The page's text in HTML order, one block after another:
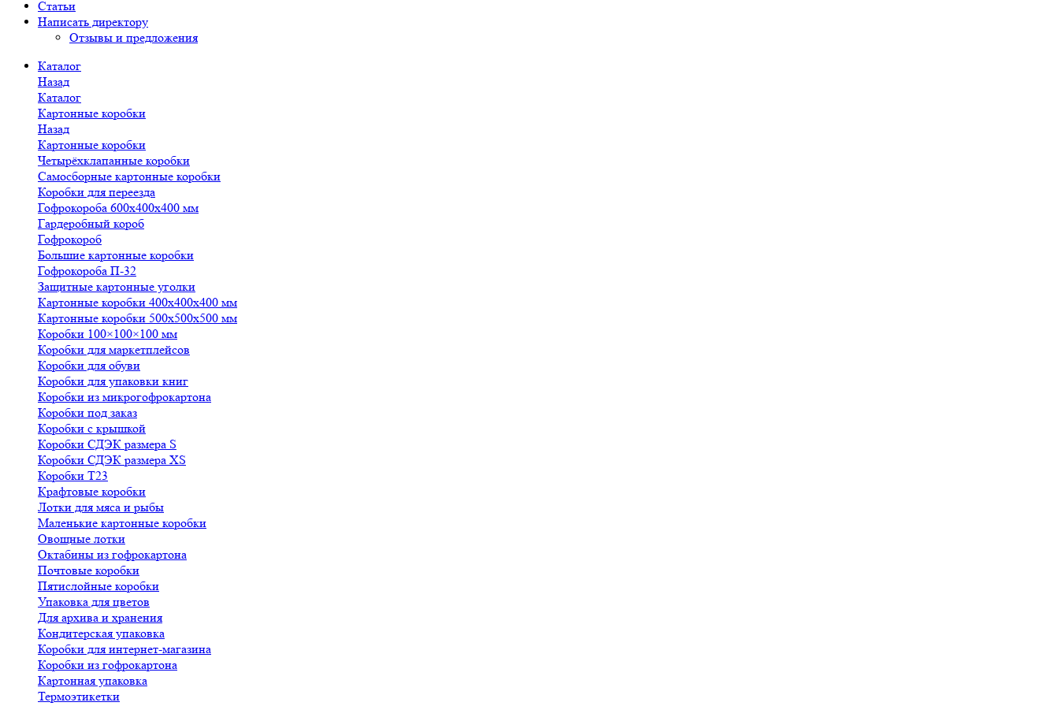
Статьи
Написать директору
Отзывы и предложения
Каталог
Назад
Каталог
Картонные коробки
Назад
Картонные коробки
Четырёхклапанные коробки
Самосборные картонные коробки
Коробки для переезда
Гофрокороба 600х400х400 мм
Гардеробный короб
Гофрокороб
Большие картонные коробки
Гофрокороба П-32
Защитные картонные уголки
Картонные коробки 400х400х400 мм
Картонные коробки 500х500х500 мм
Коробки 100×100×100 мм
Коробки для маркетплейсов
Коробки для обуви
Коробки для упаковки книг
Коробки из микрогофрокартона
Коробки под заказ
Коробки с крышкой
Коробки СДЭК размера S
Коробки СДЭК размера XS
Коробки Т23
Крафтовые коробки
Лотки для мяса и рыбы
Маленькие картонные коробки
Овощные лотки
Октабины из гофрокартона
Почтовые коробки
Пятислойные коробки
Упаковка для цветов
Для архива и хранения
Кондитерская упаковка
Коробки для интернет-магазина
Коробки из гофрокартона
Картонная упаковка
Термоэтикетки